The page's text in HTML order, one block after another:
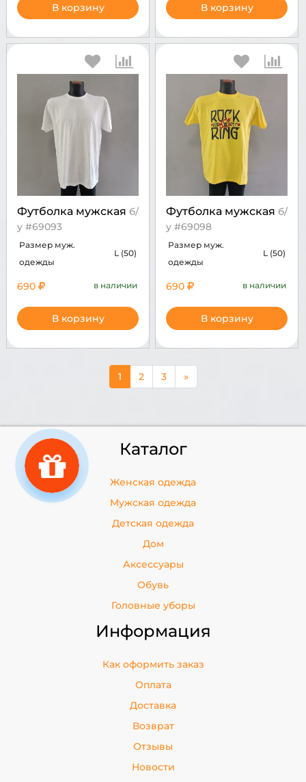
В корзину В корзину
Футболка мужская б/
у #69093
Размер муж.
одежды
L (50)
690 в наличии
В корзину
Футболка мужская б/
у #69098
Размер муж.
одежды
L (50)
690 в наличии
В корзину
1 2 3 »
Каталог
Женская одежда
Мужская одежда
Детская одежда
Дом
Аксессуары
Обувь
Головные уборы
Информация
Как оформить заказ
Оплата
Доставка
Возврат
Отзывы
Новости